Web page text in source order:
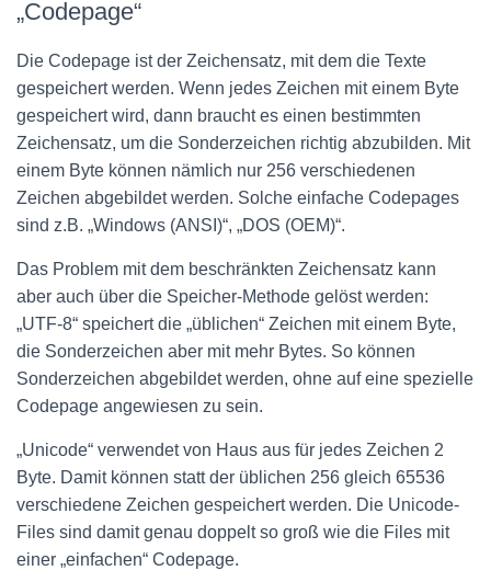
„Codepage“
Die Codepage ist der Zeichensatz, mit dem die Texte
gespeichert werden. Wenn jedes Zeichen mit einem Byte
gespeichert wird, dann braucht es einen bestimmten
Zeichensatz, um die Sonderzeichen richtig abzubilden. Mit
einem Byte können nämlich nur 256 verschiedenen
Zeichen abgebildet werden. Solche einfache Codepages
sind z.B. „Windows (ANSI)“, „DOS (OEM)“.
Das Problem mit dem beschränkten Zeichensatz kann
aber auch über die Speicher-Methode gelöst werden:
„UTF-8“ speichert die „üblichen“ Zeichen mit einem Byte,
die Sonderzeichen aber mit mehr Bytes. So können
Sonderzeichen abgebildet werden, ohne auf eine spezielle
Codepage angewiesen zu sein.
„Unicode“ verwendet von Haus aus für jedes Zeichen 2
Byte. Damit können statt der üblichen 256 gleich 65536
verschiedene Zeichen gespeichert werden. Die Unicode-
Files sind damit genau doppelt so groß wie die Files mit
einer „einfachen“ Codepage.